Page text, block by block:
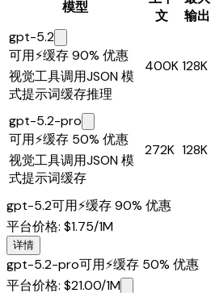
模型
文
输出
gpt-5.2
可用⚡缓存 90% 优惠
视觉工具调用JSON 模
式提示词缓存推理
400K128K
gpt-5.2-pro
可用⚡缓存 50% 优惠
视觉工具调用JSON 模
式提示词缓存
272K 128K
gpt-5.2可用⚡缓存 90% 优惠
平台价格: $1.75/1M
详情
gpt-5.2-pro可用⚡缓存 50% 优惠
平台价格: $21.00/1M